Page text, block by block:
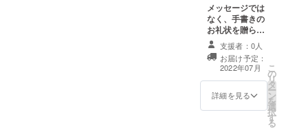
メッセージでは
なく、手書きの
お礼状を贈らせ
ていただきま
す。 （リスナー
名を備考欄に記
載お願い致しま
す。）
支援者：0人
お届け予定：
2022年07月
詳細を見る
こ
の
リ
タ
ー
ン
を
選
択
す
る